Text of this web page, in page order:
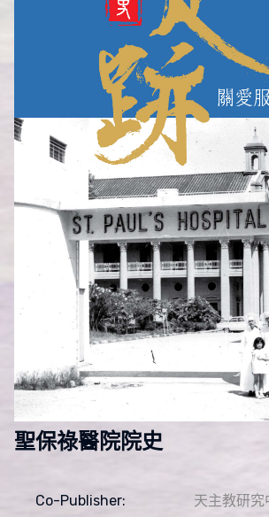
聖保祿醫院院史
Co-Publisher:
天主教研究